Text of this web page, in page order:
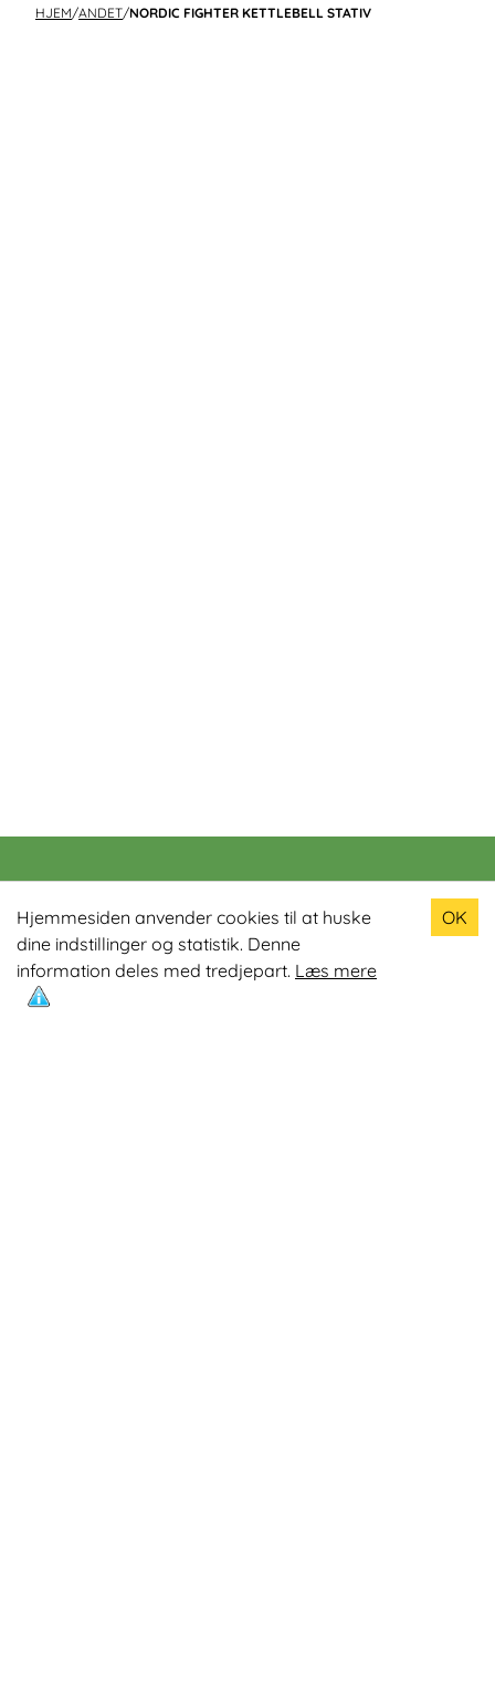
Hjemmesiden anvender cookies til at huske
dine indstillinger og statistik. Denne
information deles med tredjepart. Læs mere
OK
HJEM/ANDET/NORDIC FIGHTER KETTLEBELL STATIV
Populære produkter
Odin R900 Romaskine
Odin S900 Spinningcykel